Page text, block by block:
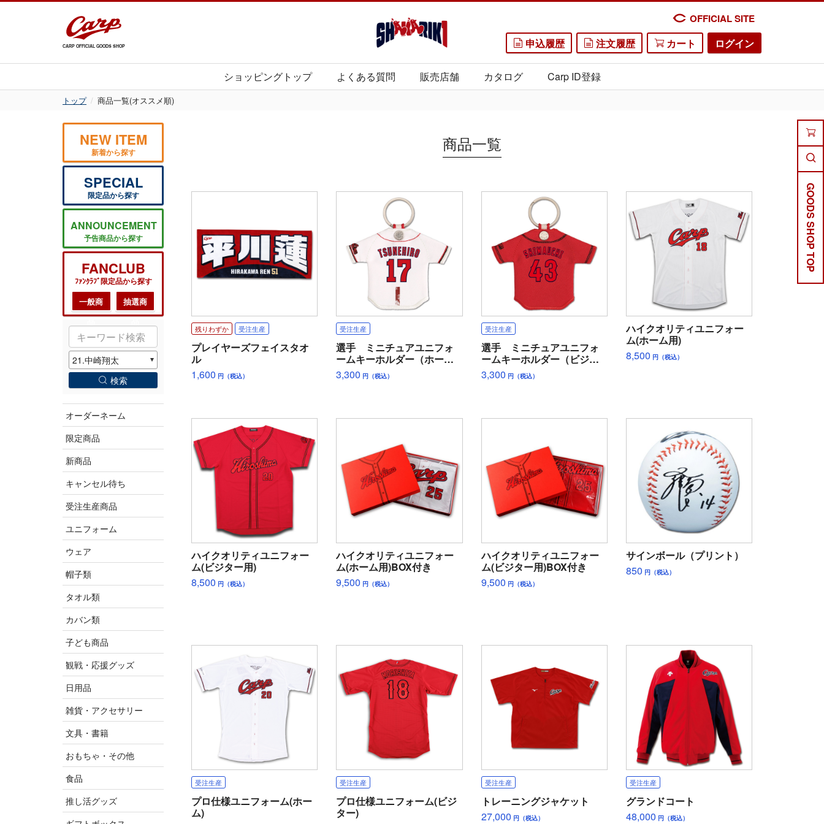
CARP OFFICIAL GOODS SHOP
OFFICIAL SITE
申込履歴 注文履歴 カート ログイン
ショッピングトップ よくある質問 販売店舗 カタログ Carp ID登録
トップ 商品一覧(オススメ順)
NEW ITEM
新着から探す
SPECIAL
限定品から探す
ANNOUNCEMENT
予告商品から探す
FANCLUB
ﾌｧﾝｸﾗﾌﾞ限定品から探す
一般商
抽選商
検索
オーダーネーム
限定商品
新商品
キャンセル待ち
受注生産商品
ユニフォーム
ウェア
帽子類
タオル類
カバン類
子ども商品
観戦・応援グッズ
日用品
雑貨・アクセサリー
文具・書籍
おもちゃ・その他
食品
推し活グッズ
GOODS SHOP TOP
商品一覧
残りわずか 受注生産
プレイヤーズフェイスタオ
ル
1,600 円（税込）
受注生産
選手 ミニチュアユニフォ
ームキーホルダー（ホー
ム）
3,300 円（税込）
受注生産
選手 ミニチュアユニフォ
ームキーホルダー（ビジタ
ー）
3,300 円（税込）
ハイクオリティユニフォー
ム(ホーム用)
8,500 円（税込）
ハイクオリティユニフォー
ム(ビジター用)
8,500 円（税込）
ハイクオリティユニフォー
ム(ホーム用)BOX付き
9,500 円（税込）
ハイクオリティユニフォー
ム(ビジター用)BOX付き
9,500 円（税込）
サインボール（プリント）
850 円（税込）
受注生産
プロ仕様ユニフォーム(ホー
ム)
受注生産
プロ仕様ユニフォーム(ビジ
ター)
受注生産
トレーニングジャケット
27,000 円（税込）
受注生産
グランドコート
48,000 円（税込）